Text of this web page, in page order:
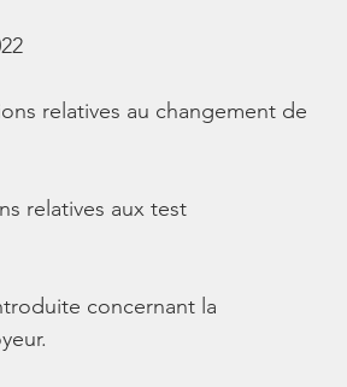
relatives au changement de
relatives aux test
concernant la